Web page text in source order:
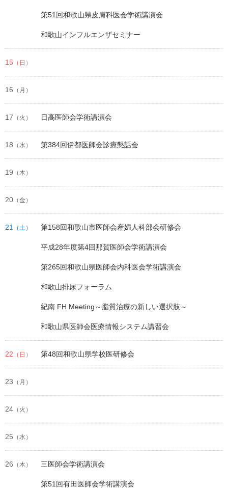
第51回和歌山県皮膚科医会学術講演会
和歌山インフルエンザセミナー
15 （日）
16 （月）
17 （火） 日高医師会学術講演会
18 （水） 第384回伊都医師会診療懇話会
19 （木）
20 （金）
21 （土） 第158回和歌山市医師会産婦人科部会研修会
平成28年度第4回那賀医師会学術講演会
第265回和歌山県医師会内科医会学術講演会
和歌山排尿フォーラム
紀南 FH Meeting～脂質治療の新しい選択肢～
和歌山県医師会医療情報システム講習会
22 （日） 第48回和歌山県学校医研修会
23 （月）
24 （火）
25 （水）
26 （木） 三医師会学術講演会
第51回有田医師会学術講演会